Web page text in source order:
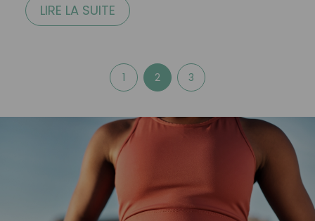
LIRE LA SUITE
1 2 3